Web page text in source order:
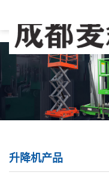
升降机产品